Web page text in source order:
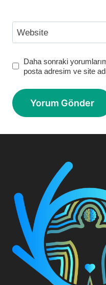
Website
Daha sonraki
posta adresim ve site